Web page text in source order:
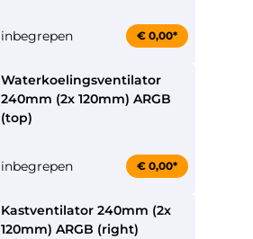
inbegrepen € 0,00*
Waterkoelingsventilator
240mm (2x 120mm) ARGB
(top)
inbegrepen € 0,00*
Kastventilator 240mm (2x
120mm) ARGB (right)